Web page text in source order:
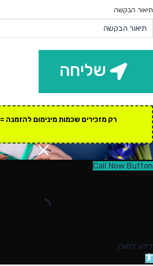
תיאור הבקשה
שליחה
רק מזכירים שכמות מינימום להזמנה = 2000 ₪
Call Now Button
דילוג לתוכן
פתח